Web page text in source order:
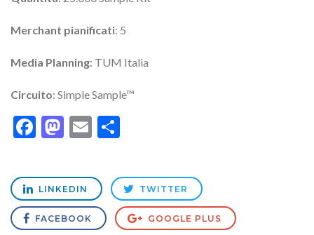
Merchant pianificati: 5
Media Planning: TUM Italia
Circuito: Simple Sample™
Facebook
Mastodon
Email
LINKEDIN TWITTER
FACEBOOK GOOGLE PLUS